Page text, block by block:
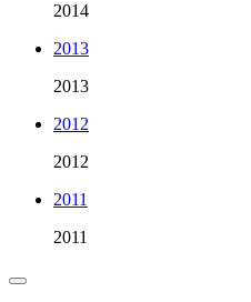
2014
2013
2013
2012
2012
2011
2011